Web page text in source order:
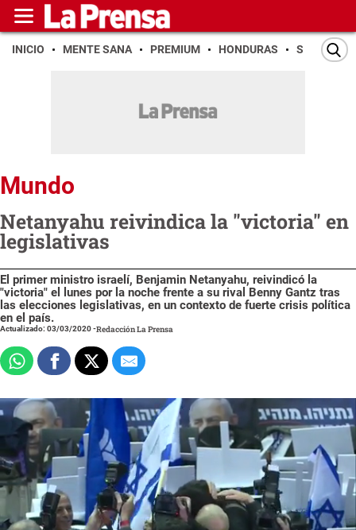
INICIO MENTE SANA PREMIUM HONDURAS SAN PEDRO
Mundo
Netanyahu reivindica la "victoria" en
legislativas
El primer ministro israelí, Benjamin Netanyahu, reivindicó la
"victoria" el lunes por la noche frente a su rival Benny Gantz tras
las elecciones legislativas, en un contexto de fuerte crisis política
en el país.
Actualizado: 03/03/2020-Redacción La Prensa